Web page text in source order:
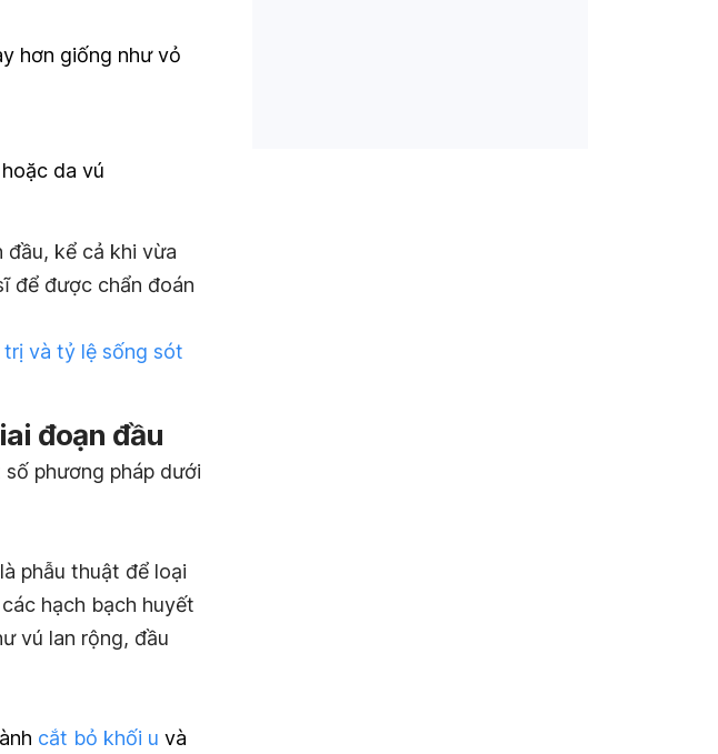
hơn giống như vỏ
da vú
đầu, kể cả khi vừa
để được chẩn đoán
trị và tỷ lệ sống sót
đoạn đầu
phương pháp dưới
phẫu thuật để loại
hạch bạch huyết
vú lan rộng, đầu
cắt bỏ khối u và